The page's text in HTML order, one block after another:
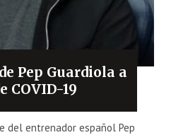
Pep Guardiola a
COVID-19
del entrenador español Pep